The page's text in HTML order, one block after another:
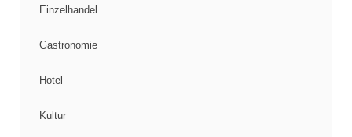
Einzelhandel
Gastronomie
Hotel
Kultur